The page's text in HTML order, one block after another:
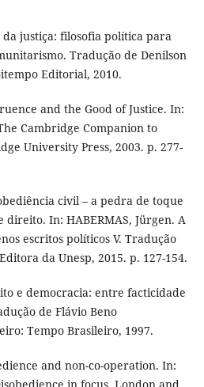
da justiça: filosofia política para
Tradução de Denilson
Editorial, 2010.
and the Good of Justice. In:
Cambridge Companion to
University Press, 2003. p. 277-
civil – a pedra de toque
direito. In: HABERMAS, Jürgen. A
escritos políticos V. Tradução
da Unesp, 2015. p. 127-154.
e democracia: entre facticidade
de Flávio Beno
Tempo Brasileiro, 1997.
and non-co-operation. In: